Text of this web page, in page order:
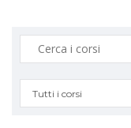
Ricerca:
Tutti i corsi